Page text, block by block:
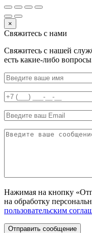
×
Свяжитесь с нами
Свяжитесь с нашей
есть какие-либо
Нажимая на кнопку
на обработку
пользовательским
Отправить сообщение